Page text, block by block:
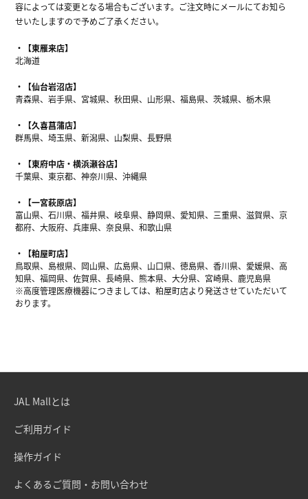
容によっては変更となる場合もございます。ご注文時にメールにてお知ら
せいたしますので予めご了承ください。
【東雁来店】
北海道
【仙台岩沼店】
青森県、岩手県、宮城県、秋田県、山形県、福島県、茨城県、栃木県
【久喜菖蒲店】
群馬県、埼玉県、新潟県、山梨県、長野県
【東府中店・横浜瀬谷店】
千葉県、東京都、神奈川県、沖縄県
【一宮萩原店】
富山県、石川県、福井県、岐阜県、静岡県、愛知県、三重県、滋賀県、京
都府、大阪府、兵庫県、奈良県、和歌山県
【粕屋町店】
鳥取県、島根県、岡山県、広島県、山口県、徳島県、香川県、愛媛県、高
知県、福岡県、佐賀県、長崎県、熊本県、大分県、宮崎県、鹿児島県
※高度管理医療機器につきましては、粕屋町店より発送させていただいて
おります。
JAL Mallとは
ご利用ガイド
操作ガイド
よくあるご質問・お問い合わせ